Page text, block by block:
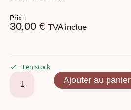
Prix :
30,00 € TVA inclue
3 en stock
Ajouter au panier